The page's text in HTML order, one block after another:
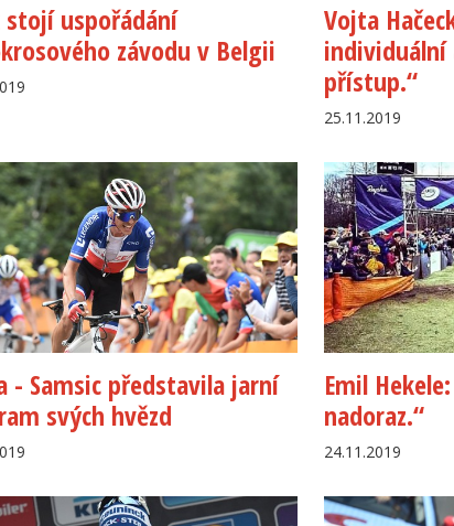
stojí uspořádání
závodu v Belgii
Vojta
individuální
přístup.“
25.11.2019
- Samsic představila jarní
svých hvězd
Emil
nadoraz.“
24.11.2019